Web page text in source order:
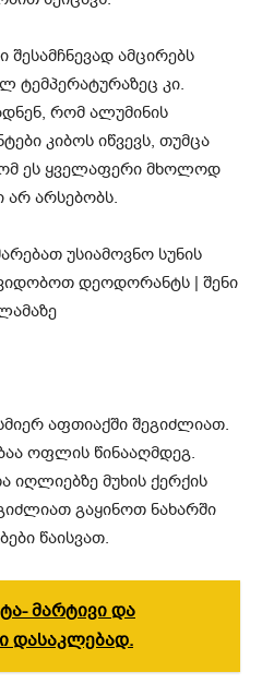
შესამჩნევად ამცირებს
კი.
რომ ალუმინის
კიბოს იწვევს, თუმცა
ეს ყველაფერი მხოლოდ
არ არსებობს.
აფთიაქში შეგიძლიათ.
ოფლის წინააღმდეგ.
მუხის ქერქის
გაყინოთ ნახარში
წაისვათ.
მარტივი და
დასაკლებად.